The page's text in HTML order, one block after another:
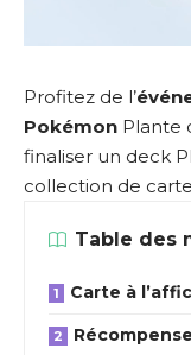
Profitez de l’
Pokémon Plante
finaliser un deck
collection de
Table des
Carte à